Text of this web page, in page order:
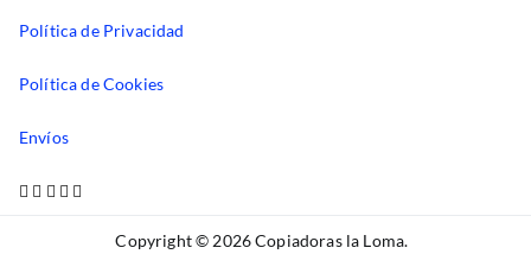
Política de Privacidad
Política de Cookies
Envíos
Copyright © 2026Copiadoras la Loma.